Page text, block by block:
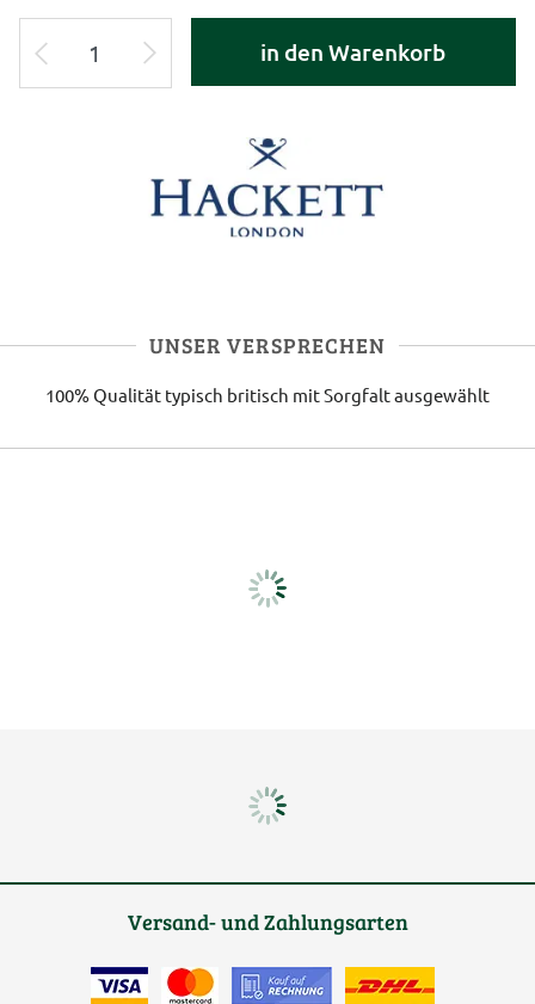
in den Warenkorb
UNSER VERSPRECHEN
100% Qualität typisch britisch mit Sorgfalt ausgewählt
Versand- und Zahlungsarten